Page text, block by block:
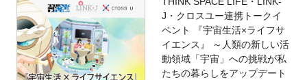
J・クロスユー連携トークイ
ベント 『宇宙生活×ライフサ
イエンス』 ～人類の新しい活
動領域「宇宙」への挑戦が私
たちの暮らしをアップデート